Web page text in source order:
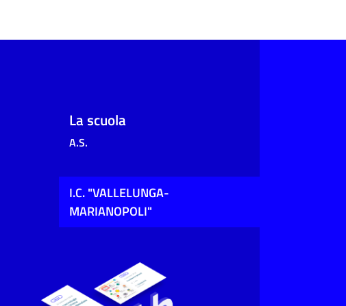
La scuola
A.S.
I.C. "VALLELUNGA-
MARIANOPOLI"